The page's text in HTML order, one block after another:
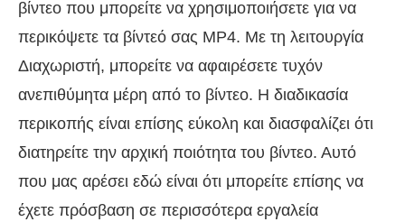
βίντεο που μπορείτε να χρησιμοποιήσετε για να
περικόψετε τα βίντεό σας MP4. Με τη λειτουργία
Διαχωριστή, μπορείτε να αφαιρέσετε τυχόν
ανεπιθύμητα μέρη από το βίντεο. Η διαδικασία
περικοπής είναι επίσης εύκολη και διασφαλίζει ότι
διατηρείτε την αρχική ποιότητα του βίντεο. Αυτό
που μας αρέσει εδώ είναι ότι μπορείτε επίσης να
έχετε πρόσβαση σε περισσότερα εργαλεία